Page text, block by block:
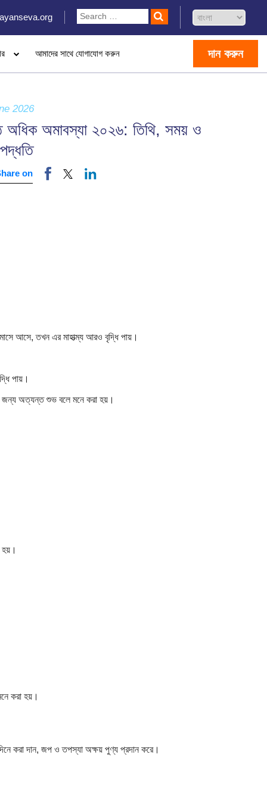
আমাদের সাথে যোগাযোগ করুন দান করুন
2026
অধিক অমাবস্যা ২০২৬: তিথি, সময় ও
on
আসে, তখন এর মাহাত্ম্য আরও বৃদ্ধি পায়।
পায়।
জন্য অত্যন্ত শুভ বলে মনে করা হয়।
হয়।
করা হয়।
করা দান, জপ ও তপস্যা অক্ষয় পুণ্য প্রদান করে।